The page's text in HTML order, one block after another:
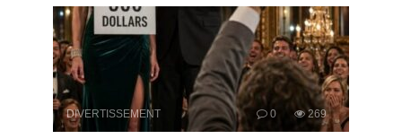
DIVERTISSEMENT 0 269